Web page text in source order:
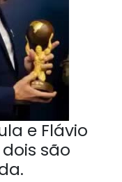
e Flávio
são